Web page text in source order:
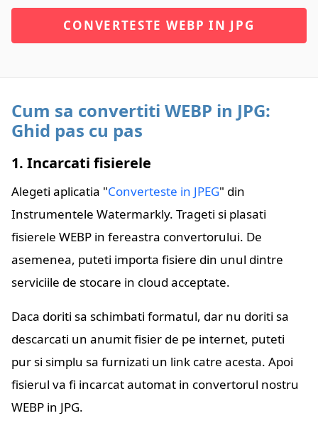
CONVERTESTE WEBP IN JPG
Cum sa convertiti WEBP in JPG:
Ghid pas cu pas
1. Incarcati fisierele
Alegeti aplicatia "Converteste in JPEG" din
Instrumentele Watermarkly. Trageti si plasati
fisierele WEBP in fereastra convertorului. De
asemenea, puteti importa fisiere din unul dintre
serviciile de stocare in cloud acceptate.
Daca doriti sa schimbati formatul, dar nu doriti sa
descarcati un anumit fisier de pe internet, puteti
pur si simplu sa furnizati un link catre acesta. Apoi
fisierul va fi incarcat automat in convertorul nostru
WEBP in JPG.